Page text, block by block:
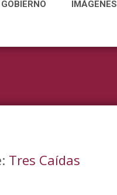
IMÁGENES
Tres Caídas